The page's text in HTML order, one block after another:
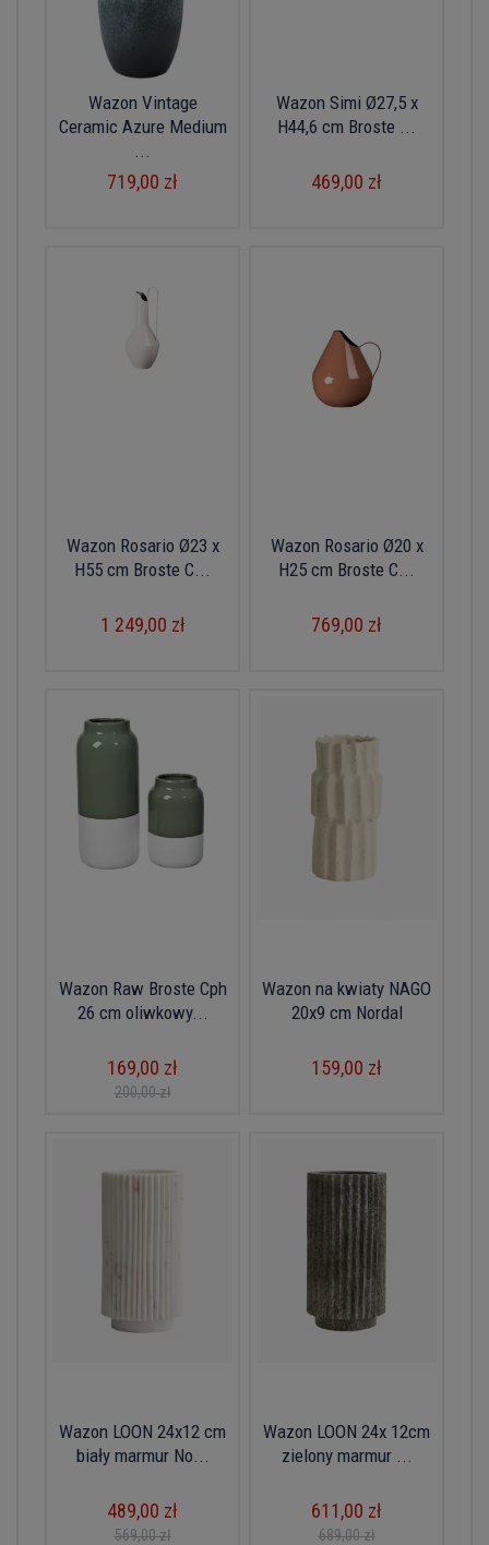
Wazon Vintage
Ceramic Azure Medium
...
719,00 zł
Wazon Simi Ø27,5 x
H44,6 cm Broste ...
469,00 zł
Wazon Rosario Ø23 x
H55 cm Broste C...
1 249,00 zł
Wazon Rosario Ø20 x
H25 cm Broste C...
769,00 zł
Wazon Raw Broste Cph
26 cm oliwkowy...
169,00 zł
200,00 zł
Wazon na kwiaty NAGO
20x9 cm Nordal
159,00 zł
Wazon LOON 24x12 cm
biały marmur No...
489,00 zł
569,00 zł
Wazon LOON 24x 12cm
zielony marmur ...
611,00 zł
689,00 zł